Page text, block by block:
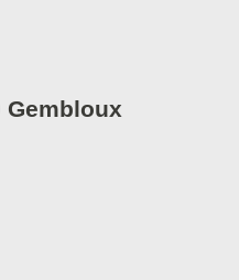
Gembloux